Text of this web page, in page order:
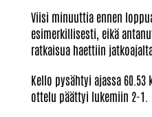
Viisi minuuttia ennen
esimerkillisesti, eikä
ratkaisua haettiin
Kello pysähtyi ajassa 60.53
ottelu päättyi lukemiin 2-1.